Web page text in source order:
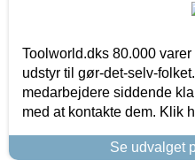
Toolworld.dks 80.000
udstyr til gør-det-selv-
medarbejdere siddende
med at kontakte dem. Klik
Se udvalget